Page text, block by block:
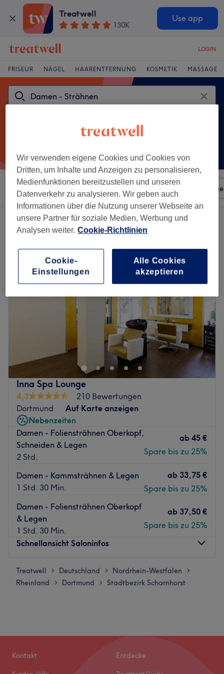
Treatwell
130K
Use app
LOGIN
FRISEUR NÄGEL HAARENTFERNUNG KOSMETIK MASSAGE
Sortieren nach Beliebiger Preis
Ein Salon, der anbietet:
damen - strähnen in Stadtbezirk Scharnhorst, Dortmund
Inna Spa Lounge
4,3
210 Bewertungen
Dortmund
Auf Karte anzeigen
Nebenzeiten
Damen - Foliensträhnen Oberkopf,
Schneiden & Legen
2 Std.
ab 45 €
Spare bis zu 25%
Damen - Kammsträhnen & Legen
1 Std. 30 Min.
ab 33,75 €
Spare bis zu 25%
Damen - Foliensträhnen Oberkopf
& Legen
1 Std. 30 Min.
ab 37,50 €
Spare bis zu 25%
Schnellansicht Saloninfos
Montag
Geschlossen
Dienstag
10:00–20:00
Treatwell > Deutschland > Nordrhein-Westfalen >
Rheinland > Dortmund > Stadtbezirk Scharnhorst
Kontakt Entdecke
Wir verwenden eigene Cookies und Cookies von
Dritten, um Inhalte und Anzeigen zu personalisieren,
Medienfunktionen bereitzustellen und unseren
Datenverkehr zu analysieren. Wir geben auch
Informationen über die Nutzung unserer Webseite an
unsere Partner für soziale Medien, Werbung und
Analysen weiter. Cookie-Richtlinien
Cookie-
Einstellungen
Alle Cookies
akzeptieren